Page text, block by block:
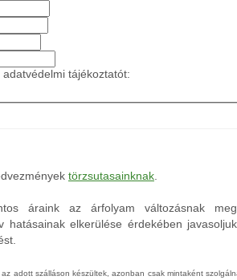
tájékoztatót:
törzsutasainknak.
áraink az árfolyam változásnak
hatásainak elkerülése érdekében
adott szálláson készültek, azonban csak mintaként